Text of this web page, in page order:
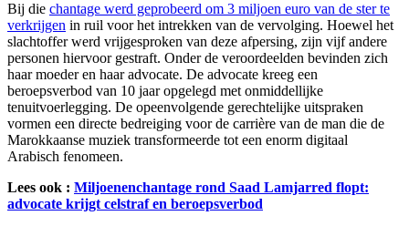
Bij die chantage werd geprobeerd om 3 miljoen euro van de ster te
verkrijgen in ruil voor het intrekken van de vervolging. Hoewel het
slachtoffer werd vrijgesproken van deze afpersing, zijn vijf andere
personen hiervoor gestraft. Onder de veroordeelden bevinden zich
haar moeder en haar advocate. De advocate kreeg een
beroepsverbod van 10 jaar opgelegd met onmiddellijke
tenuitvoerlegging. De opeenvolgende gerechtelijke uitspraken
vormen een directe bedreiging voor de carrière van de man die de
Marokkaanse muziek transformeerde tot een enorm digitaal
Arabisch fenomeen.
Lees ook : Miljoenenchantage rond Saad Lamjarred flopt:
advocate krijgt celstraf en beroepsverbod